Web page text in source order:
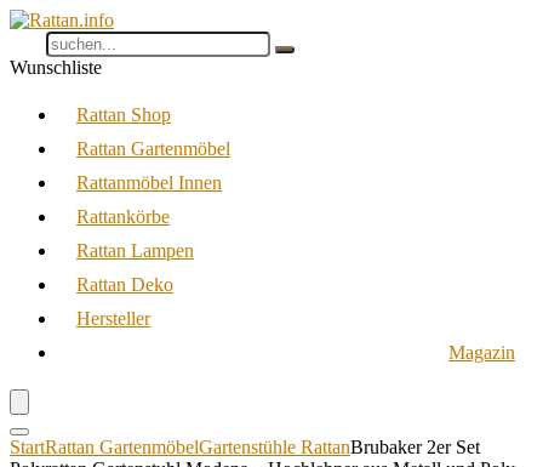
Wunschliste
Rattan Shop
Rattan Gartenmöbel
Rattanmöbel Innen
Rattankörbe
Rattan Lampen
Rattan Deko
Hersteller
Magazin
StartRattan GartenmöbelGartenstühle RattanBrubaker 2er Set